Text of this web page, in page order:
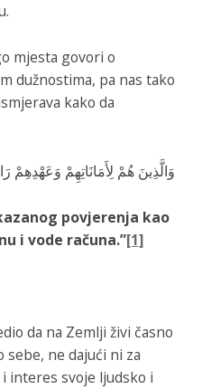
mjesta govori o
dužnostima, pa nas tako
kako da
وَالَّذِينَ هُمْ لِأَمَانَاتِهِمْ وَعَهْدِهِمْ
povjerenja kao
i vode računa.”[1]
da na Zemlji živi časno
sebe, ne dajući ni za
interes svoje ljudsko i